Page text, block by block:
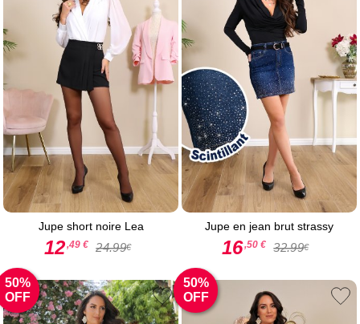
Jupe short noire Lea
12,49 € 24.99€
Jupe en jean brut strassy
16,50 € 32.99€
50%
OFF
50%
OFF